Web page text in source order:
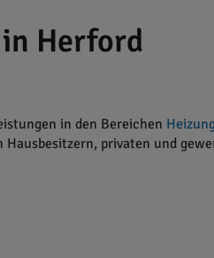
Herford
in den Bereichen
privaten und